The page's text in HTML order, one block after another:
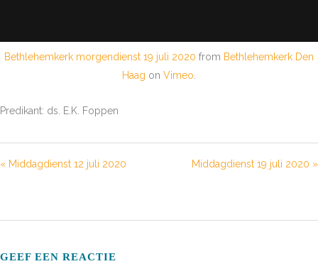
Bethlehemkerk morgendienst 19 juli 2020 from Bethlehemkerk Den
Haag on Vimeo
Predikant: ds. E.K. Foppen
« Middagdienst 12 juli 2020 Middagdienst 19 juli 2020 »
GEEF EEN REACTIE